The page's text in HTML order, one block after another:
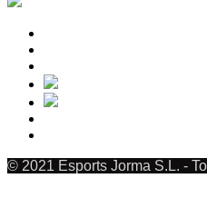
© 2021 Esports Jorma S.L. -